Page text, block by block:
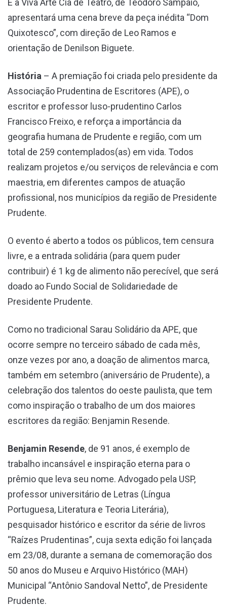
E a Viva Arte Cia de Teatro, de Teodoro Sampaio,
apresentará uma cena breve da peça inédita “Dom
Quixotesco”, com direção de Leo Ramos e
orientação de Denilson Biguete.
História – A premiação foi criada pelo presidente da
Associação Prudentina de Escritores (APE), o
escritor e professor luso-prudentino Carlos
Francisco Freixo, e reforça a importância da
geografia humana de Prudente e região, com um
total de 259 contemplados(as) em vida. Todos
realizam projetos e/ou serviços de relevância e com
maestria, em diferentes campos de atuação
profissional, nos municípios da região de Presidente
Prudente.
O evento é aberto a todos os públicos, tem censura
livre, e a entrada solidária (para quem puder
contribuir) é 1 kg de alimento não perecível, que será
doado ao Fundo Social de Solidariedade de
Presidente Prudente.
Como no tradicional Sarau Solidário da APE, que
ocorre sempre no terceiro sábado de cada mês,
onze vezes por ano, a doação de alimentos marca,
também em setembro (aniversário de Prudente), a
celebração dos talentos do oeste paulista, que tem
como inspiração o trabalho de um dos maiores
escritores da região: Benjamin Resende.
Benjamin Resende, de 91 anos, é exemplo de
trabalho incansável e inspiração eterna para o
prêmio que leva seu nome. Advogado pela USP,
professor universitário de Letras (Língua
Portuguesa, Literatura e Teoria Literária),
pesquisador histórico e escritor da série de livros
“Raízes Prudentinas”, cuja sexta edição foi lançada
em 23/08, durante a semana de comemoração dos
50 anos do Museu e Arquivo Histórico (MAH)
Municipal “Antônio Sandoval Netto”, de Presidente
Prudente.